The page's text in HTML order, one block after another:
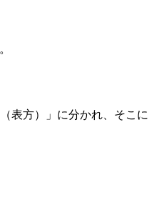
表方）」に分かれ、そこに